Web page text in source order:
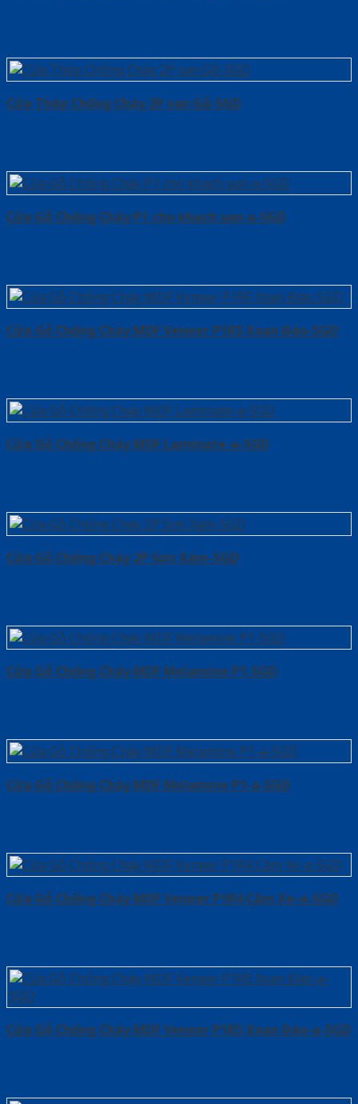
Cửa Thép Chống Cháy 2P van Gỗ-SGD
Cửa Gỗ Chống Cháy P1 cho khach san-a-SGD
Cửa Gỗ Chống Cháy MDF Veneer P1R5 Xoan Đào-SGD
Cửa Gỗ Chống Cháy MDF Laminate-a-SGD
Cửa Gỗ Chống Cháy 2P Sơn Xám-SGD
Cửa Gỗ Chống Cháy MDF Melamine P1-SGD
Cửa Gỗ Chống Cháy MDF Melamine P1-a-SGD
Cửa Gỗ Chống Cháy MDF Veneer P1R4 Căm Xe-a-SGD
Cửa Gỗ Chống Cháy MDF Veneer P1R5 Xoan Đào-a-SGD